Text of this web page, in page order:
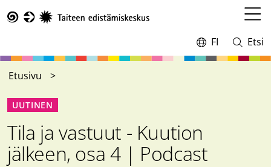
pääsisältöön
valikko
Vaihda
kieltä,
FI
Avaa
ja
Etsi
Etusivu
UUTINEN
Tila ja vastuut - Kuution
jälkeen, osa 4 | Podcast